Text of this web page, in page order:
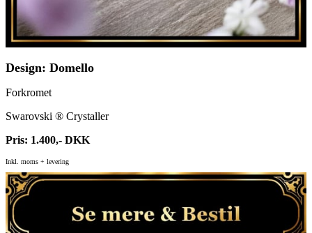
Design: Domello
Forkromet
Swarovski ® Crystaller
Pris: 1.400,- DKK
Inkl. moms + levering